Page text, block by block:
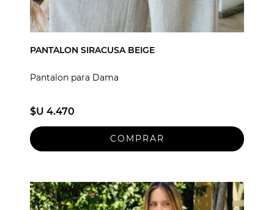
PANTALON SIRACUSA BEIGE
Pantalon para Dama
$U 4.470